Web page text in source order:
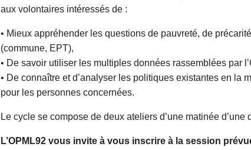
aux volontaires intéressés de :
• Mieux appréhender les questions de pauvreté, de
(commune, EPT),
• De savoir utiliser les multiples données rassemblées par
• De connaître et d’analyser les politiques existantes en la
pour les personnes concernées.
Le cycle se compose de deux ateliers d’une matinée d’une
L’OPML92 vous invite à vous inscrire à la session